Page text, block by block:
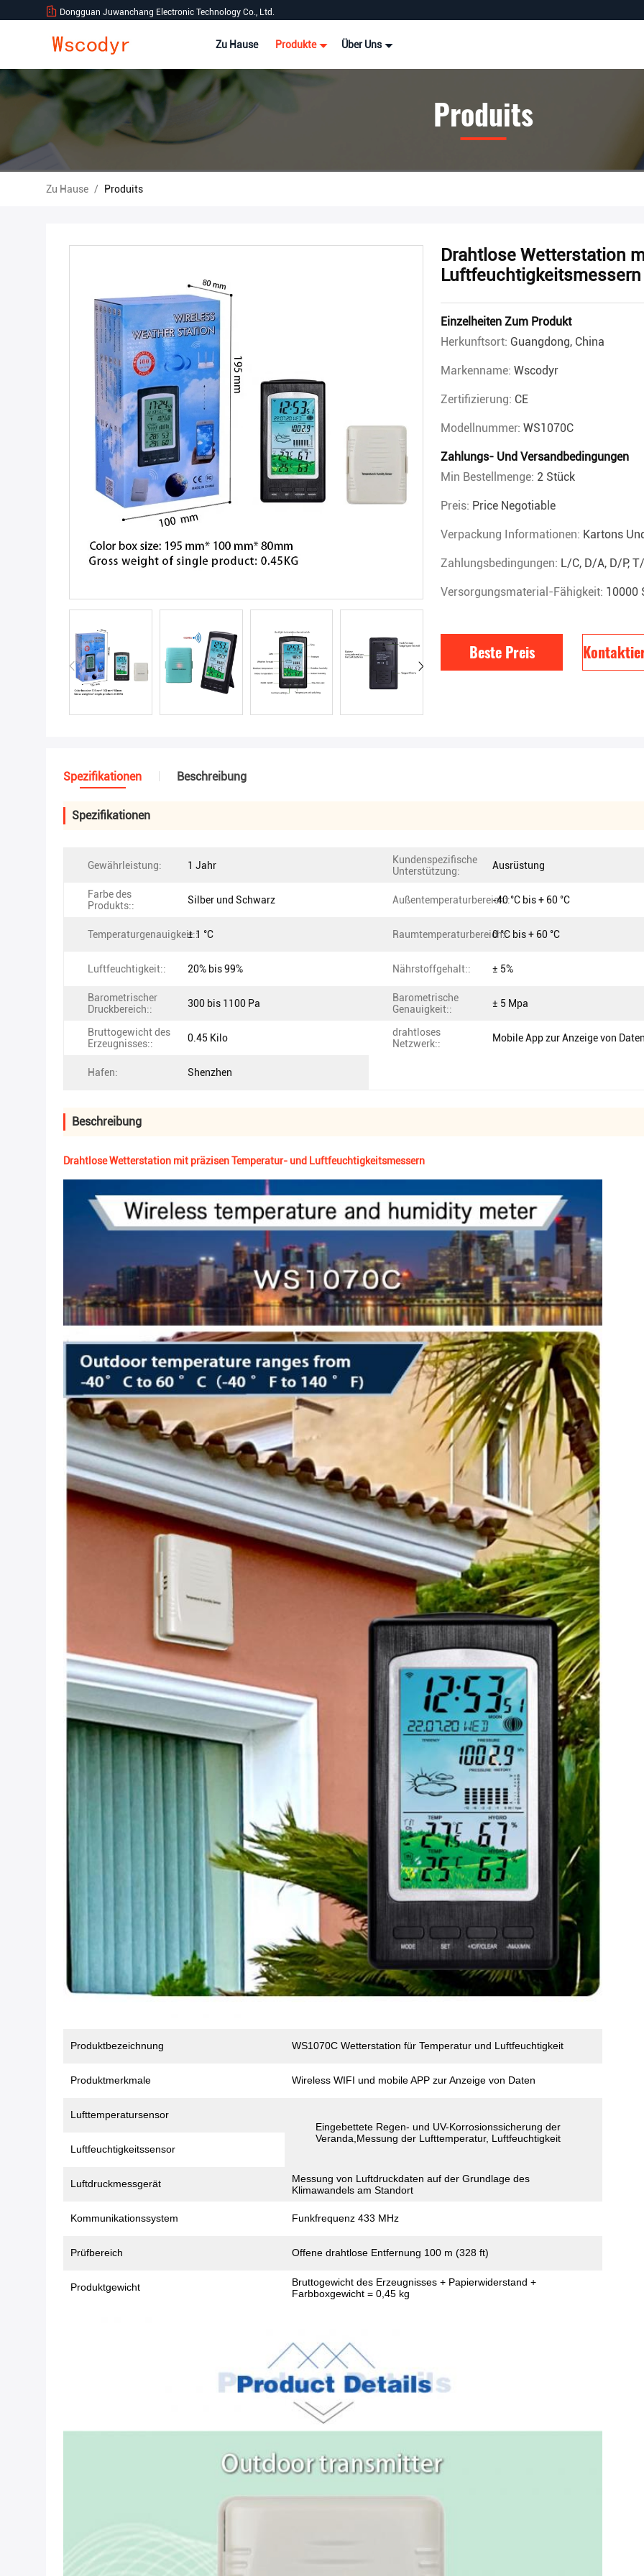
Dongguan Juwanchang Electronic Technology Co., Ltd.
Zu Hause Produkte Über Uns
Produits
Zu Hause / Produits
Drahtlose Wetterstation
Luftfeuchtigkeitsmessern
Einzelheiten Zum Produkt
Herkunftsort: Guangdong, China
Markenname: Wscodyr
Zertifizierung: CE
Modellnummer: WS1070C
Zahlungs- Und Versandbedingungen
Min Bestellmenge: 2 Stück
Preis: Price Negotiable
Verpackung Informationen: Kartons
Zahlungsbedingungen: L/C, D/A, D/P,
Versorgungsmaterial-Fähigkeit: 10000
Beste Preis
Spezifikationen Beschreibung
Spezifikationen
Gewährleistung: 1 Jahr
Kundenspezifische
Unterstützung:
Ausrüstung
Farbe des
Produkts::
Silber und Schwarz Außentemperaturbereich::-40 °C bis + 60 °C
Temperaturgenauigkeit::± 1 °C Raumtemperaturbereich::0 °C bis + 60 °C
Luftfeuchtigkeit:: 20% bis 99% Nährstoffgehalt:: ± 5%
Barometrischer
Druckbereich::
300 bis 1100 Pa
Barometrische
Genauigkeit::
± 5 Mpa
Bruttogewicht des
Erzeugnisses::
0.45 Kilo
drahtloses
Netzwerk::
Mobile App zur Anzeige von
Hafen: Shenzhen
Beschreibung
Drahtlose Wetterstation mit präzisen Temperatur- und Luftfeuchtigkeitsmessern
Produktbezeichnung WS1070C Wetterstation für Temperatur und Luftfeuchtigkeit
Produktmerkmale Wireless WIFI und mobile APP zur Anzeige von Daten
Lufttemperatursensor
Eingebettete Regen- und UV-Korrosionssicherung der
Veranda,Messung der Lufttemperatur, Luftfeuchtigkeit
Luftfeuchtigkeitssensor
Luftdruckmessgerät
Messung von Luftdruckdaten auf der Grundlage des
Klimawandels am Standort
Kommunikationssystem Funkfrequenz 433 MHz
Prüfbereich Offene drahtlose Entfernung 100 m (328 ft)
Produktgewicht
Bruttogewicht des Erzeugnisses + Papierwiderstand +
Farbboxgewicht = 0,45 kg